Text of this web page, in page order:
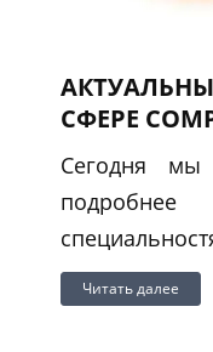
СФЕРЕ
Сегодня мы
Читать далее